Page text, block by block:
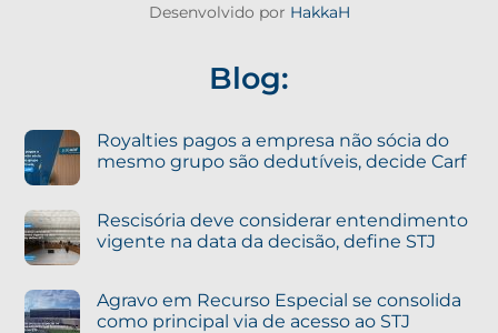
Desenvolvido por HakkaH
Blog:
Royalties pagos a empresa não sócia do
mesmo grupo são dedutíveis, decide Carf
Rescisória deve considerar entendimento
vigente na data da decisão, define STJ
Agravo em Recurso Especial se consolida
como principal via de acesso ao STJ